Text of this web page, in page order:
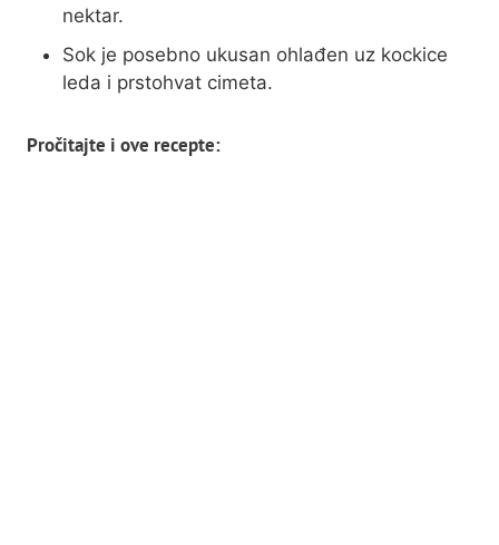
nektar.
Sok je posebno ukusan ohlađen uz kockice
leda i prstohvat cimeta.
Pročitajte i ove recepte: